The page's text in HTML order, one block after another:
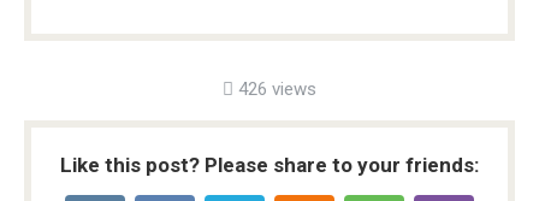
426 views
Like this post? Please share to your friends: